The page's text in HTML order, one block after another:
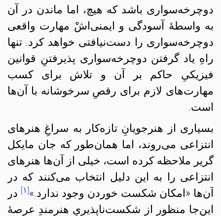
دوچرخه‌سواری باشد که هیچ، اما ماندن در آن
به واسطهٔ آسودگی و ایمنی‌اشْ مهارت واقعی
دوچرخه‌سواری را دست‌نیافتی خواهد کرد. تنها
راهِ یاد گرفتن دوچرخه‌سواری پذیرفتنِ قوانین
فیزیکیِ حاکم بر آن و تلاش برای کسب
مهارت‌‌های لازم برای رقصِ سرخوشانه با آن‌ها
است.
بسیاری از هنرجویانِ تازه‌کار به سراغِ هنرهای
انتزاعی می‌روند، اما همان‌طور که جان مایکل
گریر ملاحظه کرده است، خیلی از آن‌ها هنرهای
انتزاعی را به این دلیل انتخاب می‌کنند که در
آن‌ها «امکان شکست خوردن وجود ندارد.»[۱] در
این‌جا منظور از شکست‌ناپذیریِ هنرمندِ عرصهٔ